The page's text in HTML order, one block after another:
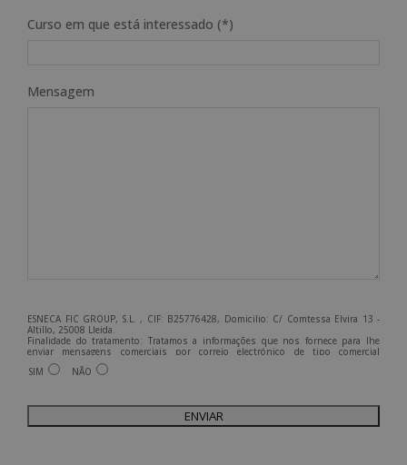
Curso em que está interessado (*)
Mensagem
ESNECA FIC GROUP, S.L. , CIF: B25776428, Domicilio: C/ Comtessa Elvira 13 -
Altillo, 25008 Lleida.
Finalidade do tratamento: Tratamos a informações que nos fornece para lhe
enviar mensagens comerciais por correio electrónico de tipo comercial
relacionadas com os produtos oferecidos e outros produtos que possam ser do
seu interesse.
contactando-nos para o endereço admin@grupoesneca.com.
Para mais informações, consulte a nossa Política de Privacidade.
Deseja receber informação comercial (por telefone e/ou correio electrónico):
SIM NÃO